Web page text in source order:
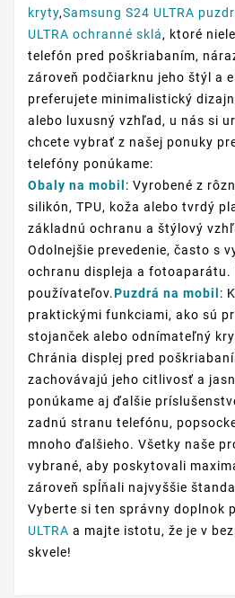
kryty,Samsung S24 ULTRA
ULTRA ochranné sklá, ktoré
telefón pred poškriabaním,
zároveň podčiarknu jeho štýl a
preferujete minimalistický
alebo luxusný vzhľad, u nás si
chcete vybrať z našej ponuky
telefóny ponúkame:
Obaly na mobil : Vyrobené z
silikón, TPU, koža alebo tvrdý
základnú ochranu a štýlový
Odolnejšie prevedenie, často s
ochranu displeja a fotoaparátu.
používateľov.Puzdrá na mobil :
praktickými funkciami, ako sú
stojanček alebo odnímateľný
Chránia displej pred
zachovávajú jeho citlivosť a
ponúkame aj ďalšie
zadnú stranu telefónu,
mnoho ďalšieho. Všetky naše
vybrané, aby poskytovali
zároveň spĺňali najvyššie
Vyberte si ten správny doplnok
ULTRA a majte istotu, že je v
skvele!